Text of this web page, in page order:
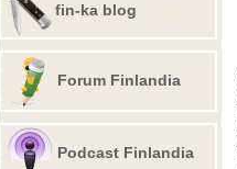
fin-ka blog
Forum Finlandia
Podcast Finlandia